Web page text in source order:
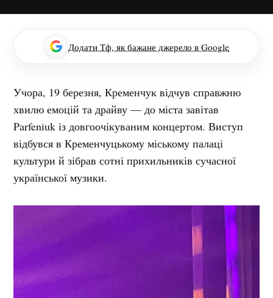
Додати Тф, як бажане джерело в Google
Учора, 19 березня, Кременчук відчув справжню
хвилю емоцій та драйву — до міста завітав
Parfeniuk із довгоочікуваним концертом. Виступ
відбувся в Кременчуцькому міському палаці
культури й зібрав сотні прихильників сучасної
української музики.